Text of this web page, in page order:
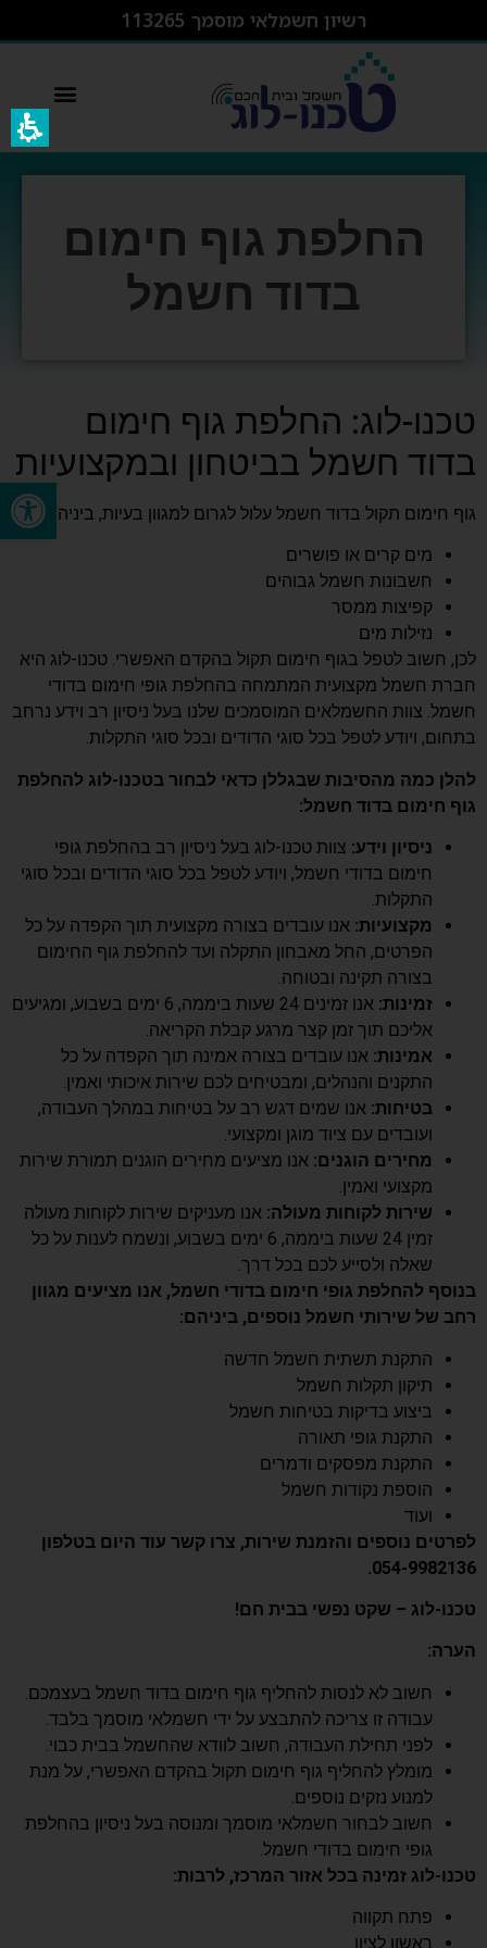
פתח סרגל נגישות
רשיון חשמלאי מוסמך 113265
החלפת גוף חימום
בדוד חשמל
טכנו-לוג: החלפת גוף חימום
בדוד חשמל בביטחון ובמקצועיות
גוף חימום תקול בדוד חשמל עלול לגרום למגוון בעיות, ביניהן:
מים קרים או פושרים
חשבונות חשמל גבוהים
קפיצות ממסר
נזילות מים
לכן, חשוב לטפל בגוף חימום תקול בהקדם האפשרי. טכנו-לוג היא
חברת חשמל מקצועית המתמחה בהחלפת גופי חימום בדודי
חשמל. צוות החשמלאים המוסמכים שלנו בעל ניסיון רב וידע נרחב
בתחום, ויודע לטפל בכל סוגי הדודים ובכל סוגי התקלות.
להלן כמה מהסיבות שבגללן כדאי לבחור בטכנו-לוג להחלפת
גוף חימום בדוד חשמל:
ניסיון וידע: צוות טכנו-לוג בעל ניסיון רב בהחלפת גופי
חימום בדודי חשמל, ויודע לטפל בכל סוגי הדודים ובכל סוגי
התקלות.
מקצועיות: אנו עובדים בצורה מקצועית תוך הקפדה על כל
הפרטים, החל מאבחון התקלה ועד להחלפת גוף החימום
בצורה תקינה ובטוחה.
זמינות:
אנו זמינים 24 שעות ביממה, 6 ימים בשבוע, ומגיעים
אליכם תוך זמן קצר מרגע קבלת הקריאה.
אמינות: אנו עובדים בצורה אמינה תוך הקפדה על כל
התקנים והנהלים, ומבטיחים לכם שירות איכותי ואמין.
בטיחות: אנו שמים דגש רב על בטיחות במהלך העבודה,
ועובדים עם ציוד מוגן ומקצועי.
מחירים הוגנים: אנו מציעים מחירים הוגנים תמורת שירות
מקצועי ואמין.
שירות לקוחות מעולה: אנו מעניקים שירות לקוחות מעולה
זמין 24 שעות ביממה, 6 ימים בשבוע, ונשמח לענות על כל
שאלה ולסייע לכם בכל דרך.
בנוסף להחלפת גופי חימום בדודי חשמל, אנו מציעים מגוון
רחב של שירותי חשמל נוספים, ביניהם:
התקנת תשתית חשמל חדשה
תיקון תקלות חשמל
ביצוע בדיקות בטיחות חשמל
התקנת גופי תאורה
התקנת מפסקים ודמרים
הוספת נקודות חשמל
ועוד
לפרטים נוספים והזמנת שירות, צרו קשר עוד היום בטלפון
054-9982136.
טכנו-לוג – שקט נפשי בבית חם!
הערה:
חשוב לא לנסות להחליף גוף חימום בדוד חשמל בעצמכם.
עבודה זו צריכה להתבצע על ידי חשמלאי מוסמך בלבד.
לפני תחילת העבודה, חשוב לוודא שהחשמל בבית כבוי.
מומלץ להחליף גוף חימום תקול בהקדם האפשרי, על מנת
למנוע נזקים נוספים.
חשוב לבחור חשמלאי מוסמך ומנוסה בעל ניסיון בהחלפת
גופי חימום בדודי חשמל.
טכנו-לוג זמינה בכל אזור המרכז, לרבות:
פתח תקווה
ראשון לציון